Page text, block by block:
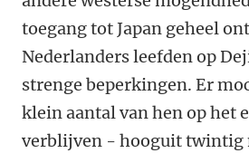
toegang tot Japan geheel
Nederlanders leefden op
strenge beperkingen. Er
klein aantal van hen op het
verblijven - hooguit twintig